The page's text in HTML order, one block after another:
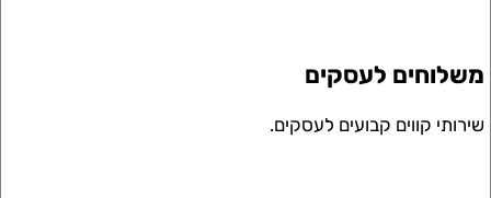
לעסקים
קווים קבועים לעסקים.